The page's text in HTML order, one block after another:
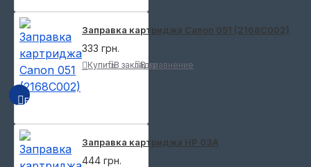
БЫСТРЫЙ ПРОСМОТР
Заправка картриджа Canon 051 (2168C002)
333 грн.
КупитьВ закладкиВ сравнение
Заправка картриджа HP 03A
444 грн.